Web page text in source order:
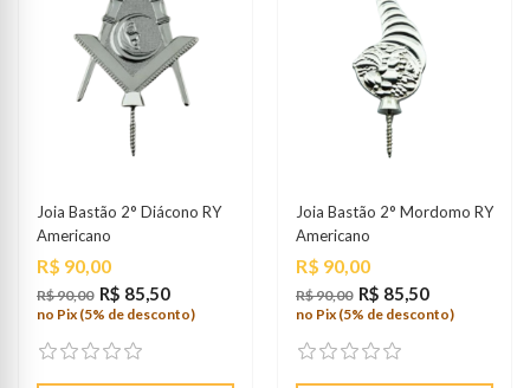
Joia Bastão 2° Diácono RY
Americano
Preço
R$ 90,00
R$ 90,00 R$ 85,50
no Pix (5% de desconto)
Joia Bastão 2° Mordomo RY
Americano
Preço
R$ 90,00
R$ 90,00 R$ 85,50
no Pix (5% de desconto)